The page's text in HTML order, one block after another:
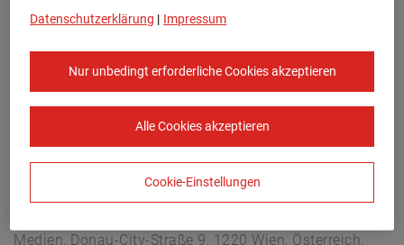
Medien, Donau-City-Straße 9, 1220 Wien, Österreich,
Datenschutzerklärung | Impressum
Nur unbedingt erforderliche Cookies akzeptieren
Alle Cookies akzeptieren
Cookie-Einstellungen